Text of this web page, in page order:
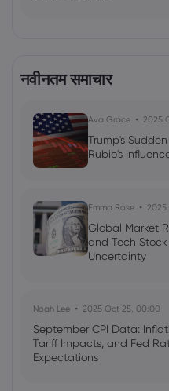
Apollo Global
Ava Grace
AI Podcast: Fresh Insights
Cut Timing - News in a
नवीनतम समाचार
Ava Grace 2025
Trump's
Rubio's
Emma Rose
Global Market
and Tech
Uncertainty
Noah Lee 2025 Oct 25, 00:00
September CPI Data:
Tariff Impacts, and Fed
Expectations